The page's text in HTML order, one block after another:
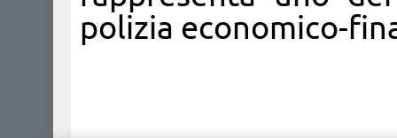
polizia economico-